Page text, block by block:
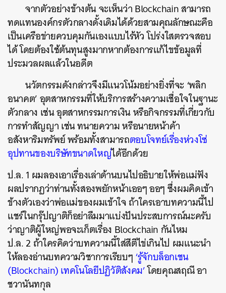
จากตัวอย่างข้างต้น จะเห็นว่า Blockchain สามารถ
ทดแทนองค์กรตัวกลางดั้งเดิมได้ด้วยสามคุณลักษณะคือ
เป็นเครือข่ายควบคุมกันเองแบบไร้หัว โปร่งใสตรวจสอบ
ได้ โดยต้องใช้ต้นทุนสูงมากหากต้องการแก้ไขข้อมูลที่
ประมวลผลแล้วในอดีต
นวัตกรรมดังกล่าวจึงมีแนวโน้มอย่างยิ่งที่จะ ‘พลิก
อนาคต’ อุตสาหกรรมที่ให้บริการสร้างความเชื่อใจในฐานะ
ตัวกลาง เช่น อุตสาหกรรมการเงิน หรือกิจกรรมที่เกี่ยวกับ
การทำสัญญา เช่น ทนายความ หรือนายหน้าค้า
อสังหาริมทรัพย์ พร้อมทั้งสามารถตอบโจทย์เรื่องห่วงโซ่
อุปทานของบริษัทขนาดใหญ่ได้อีกด้วย
ป.ล. 1 ผมลองเอาเรื่องเล่าด้านบนไปอธิบายให้พ่อแม่ฟัง
ผลปรากฏว่าท่านทั้งสองพยักหน้าเออๆ ออๆ ซึ่งผมคิดเข้า
ข้างตัวเองว่าพ่อแม่ของผมเข้าใจ ถ้าใครเอาบทความนี้ไป
แชร์ในกรุ๊ปญาติก็อย่าลืมมาแบ่งปันประสบการณ์นะครับ
ว่าญาติผู้ใหญ่พอจะเก็ตเรื่อง Blockchain กันไหม
ป.ล. 2 ถ้าใครคิดว่าบทความนี้ใส่สีตีไข่เกินไป ผมแนะนำ
ให้ลองอ่านบทความวิชาการเรียบๆ‘รู้จักบล็อกเชน
(Blockchain) เทคโนโลยีปฏิวัติสังคม’โดยคุณสฤณี อา
ชวานันทกุล